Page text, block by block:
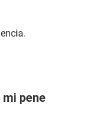
pene